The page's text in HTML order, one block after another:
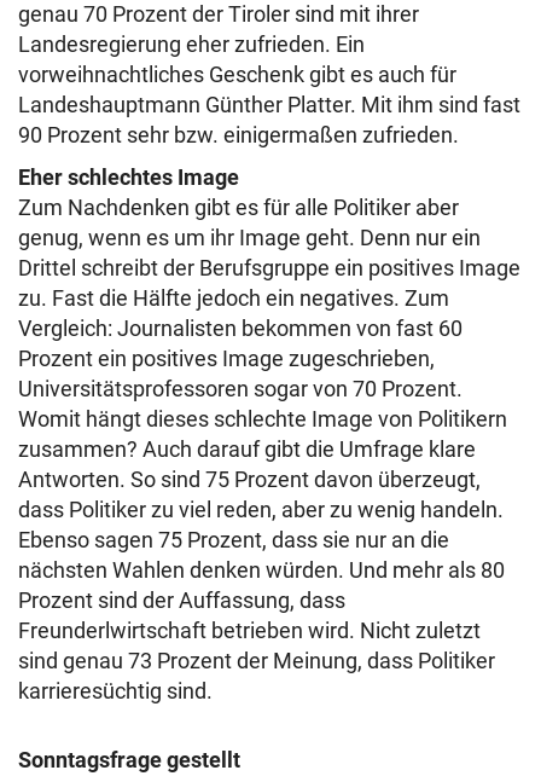
genau 70 Prozent der Tiroler sind mit ihrer
Landesregierung eher zufrieden. Ein
vorweihnachtliches Geschenk gibt es auch für
Landeshauptmann Günther Platter. Mit ihm sind fast
90 Prozent sehr bzw. einigermaßen zufrieden.
Eher schlechtes Image
Zum Nachdenken gibt es für alle Politiker aber
genug, wenn es um ihr Image geht. Denn nur ein
Drittel schreibt der Berufsgruppe ein positives Image
zu. Fast die Hälfte jedoch ein negatives. Zum
Vergleich: Journalisten bekommen von fast 60
Prozent ein positives Image zugeschrieben,
Universitätsprofessoren sogar von 70 Prozent.
Womit hängt dieses schlechte Image von Politikern
zusammen? Auch darauf gibt die Umfrage klare
Antworten. So sind 75 Prozent davon überzeugt,
dass Politiker zu viel reden, aber zu wenig handeln.
Ebenso sagen 75 Prozent, dass sie nur an die
nächsten Wahlen denken würden. Und mehr als 80
Prozent sind der Auffassung, dass
Freunderlwirtschaft betrieben wird. Nicht zuletzt
sind genau 73 Prozent der Meinung, dass Politiker
karrieresüchtig sind.
Sonntagsfrage gestellt